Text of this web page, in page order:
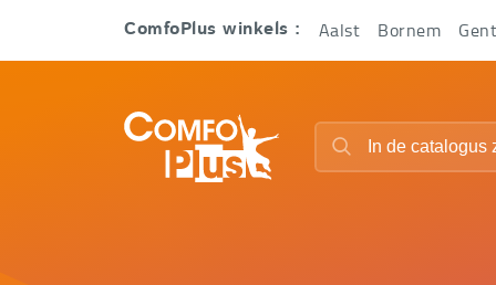
ComfoPlus winkels : Aalst Bornem Gent
ComfoPlus
Homepagina
Zoeken
Zoeken